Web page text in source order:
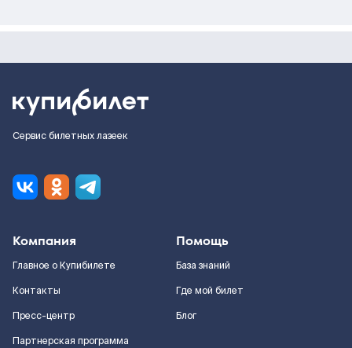
Сервис билетных лазеек
Компания
Главное о Купибилете
Контакты
Пресс-центр
Партнерская программа
Помощь
База знаний
Где мой билет
Блог